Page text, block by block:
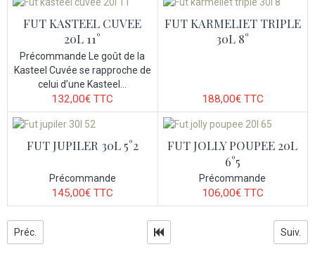
FUT KASTEEL CUVEE
20L 11°
Précommande Le goût de la
Kasteel Cuvée se rapproche de
celui d’une Kasteel...
132,00€TTC
FUT KARMELIET TRIPLE
30L 8°
188,00€ TTC
FUT JUPILER 30L 5°2
Précommande
145,00€TTC
FUT JOLLY POUPEE 20L
6°5
Précommande
106,00€ TTC
Préc. Suiv.